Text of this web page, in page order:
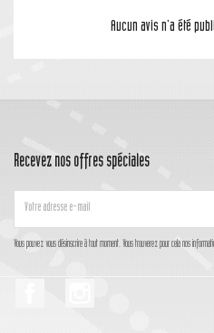
Aucun avis n'a été
Recevez nos offres spéciales
Vous pouvez vous désinscrire à tout moment. Vous trouverez pour cela nos